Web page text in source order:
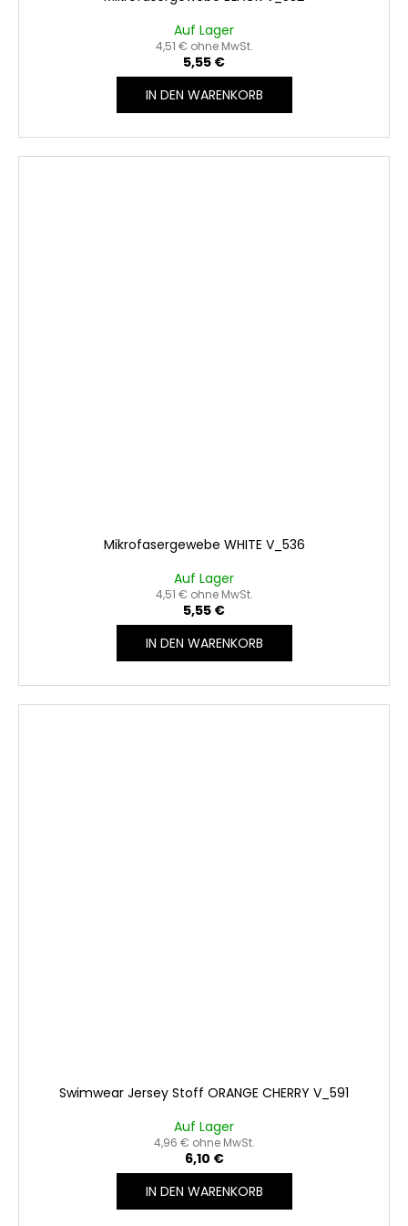
Auf Lager
4,51 € ohne MwSt.
5,55 €
IN DEN WARENKORB
Mikrofasergewebe WHITE V_536
Auf Lager
4,51 € ohne MwSt.
5,55 €
IN DEN WARENKORB
Swimwear Jersey Stoff ORANGE CHERRY V_591
Auf Lager
4,96 € ohne MwSt.
6,10 €
IN DEN WARENKORB